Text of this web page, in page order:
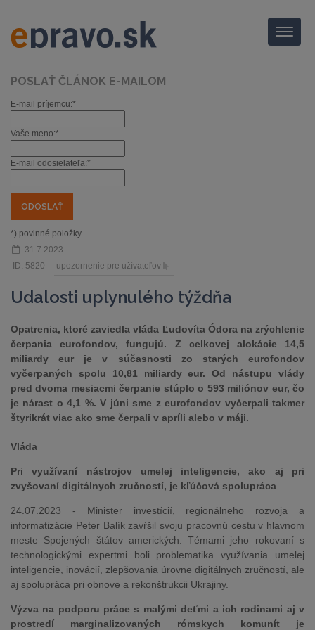
Menu
POSLAŤ ČLÁNOK E-MAILOM
E-mail príjemcu:*
Vaše meno:*
E-mail odosielateľa:*
*) povinné položky
31.7.2023
ID: 5820
upozornenie pre užívateľov
Udalosti uplynulého týždňa
Opatrenia, ktoré zaviedla vláda Ľudovíta Ódora na zrýchlenie
čerpania eurofondov, fungujú. Z celkovej alokácie 14,5
miliardy eur je v súčasnosti zo starých eurofondov
vyčerpaných spolu 10,81 miliardy eur. Od nástupu vlády
pred dvoma mesiacmi čerpanie stúplo o 593 miliónov eur, čo
je nárast o 4,1 %. V júni sme z eurofondov vyčerpali takmer
štyrikrát viac ako sme čerpali v apríli alebo v máji.
Vláda
Pri využívaní nástrojov umelej inteligencie, ako aj pri
zvyšovaní digitálnych zručností, je kľúčová spolupráca
24.07.2023 - Minister investícií, regionálneho rozvoja a
informatizácie Peter Balík zavŕšil svoju pracovnú cestu v hlavnom
meste Spojených štátov amerických. Témami jeho rokovaní s
technologickými expertmi boli problematika využívania umelej
inteligencie, inovácií, zlepšovania úrovne digitálnych zručností, ale
aj spolupráca pri obnove a rekonštrukcii Ukrajiny.
Výzva na podporu práce s malými deťmi a ich rodinami aj v
prostredí marginalizovaných rómskych komunít je